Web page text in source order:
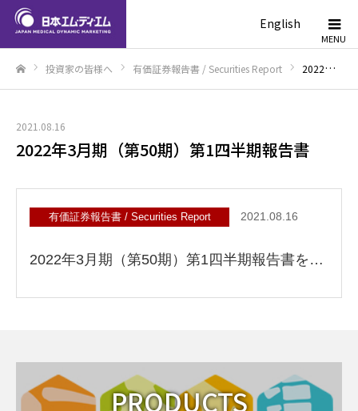
English
投資家の皆様へ 有価証券報告書 / Securities Report 2022年3月期（第50期）第1四半期報告書
2021.08.16
2022年3月期（第50期）第1四半期報告書
有価証券報告書 / Securities Report 2021.08.16
2022年3月期（第50期）第1四半期報告書を掲載いたしました
PRODUCTS